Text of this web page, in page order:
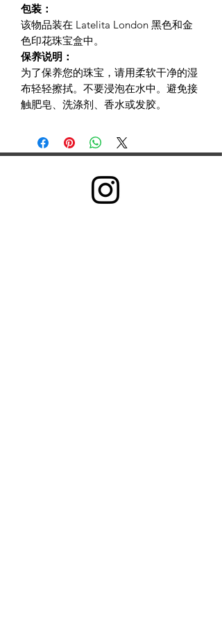
包装：
该物品装在 Latelita London 黑色和金
色印花珠宝盒中。
保养说明：
为了保养您的珠宝，请用柔软干净的湿
布轻轻擦拭。不要浸泡在水中。避免接
触肥皂、洗涤剂、香水或发胶。